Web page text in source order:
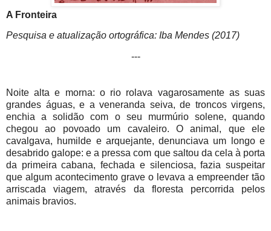
A Fronteira
Pesquisa e atualização ortográfica: Iba Mendes (2017)
---
Noite alta e morna: o rio rolava vagarosamente as suas
grandes águas, e a veneranda seiva, de troncos virgens,
enchia a solidão com o seu murmúrio solene, quando
chegou ao povoado um cavaleiro. O animal, que ele
cavalgava, humilde e arquejante, denunciava um longo e
desabrido galope: e a pressa com que saltou da cela à porta
da primeira cabana, fechada e silenciosa, fazia suspeitar
que algum acontecimento grave o levava a empreender tão
arriscada viagem, através da floresta percorrida pelos
animais bravios.